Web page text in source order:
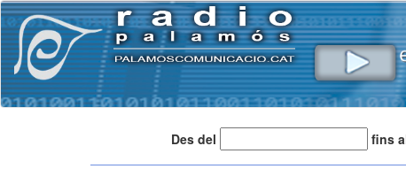
Des del fins